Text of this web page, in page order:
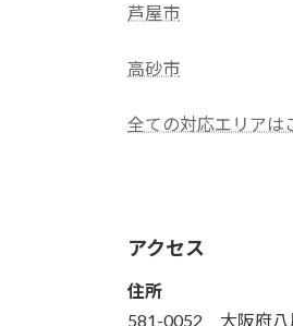
芦屋市
高砂市
全ての対応エリアは
アクセス
住所
581-0052 大阪府八